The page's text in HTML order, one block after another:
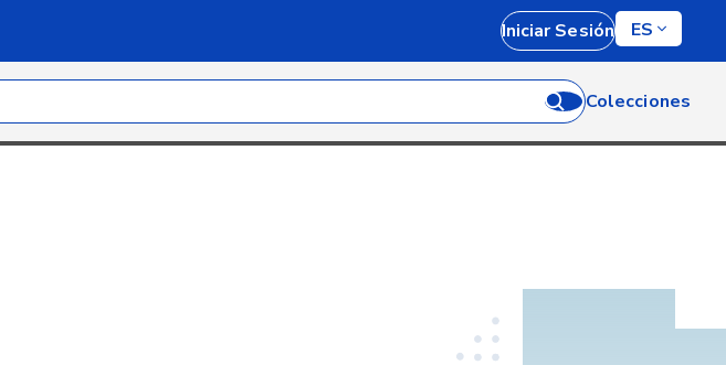
Iniciar Sesión ES
Colecciones